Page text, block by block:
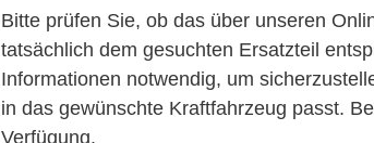
Bitte prüfen Sie, ob das über unseren
tatsächlich dem gesuchten Ersatzteil
Informationen notwendig, um
in das gewünschte Kraftfahrzeug passt.
Verfügung.